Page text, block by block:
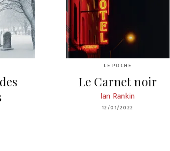
LE POCHE
Le Carnet noir
Ian Rankin
12/01/2022